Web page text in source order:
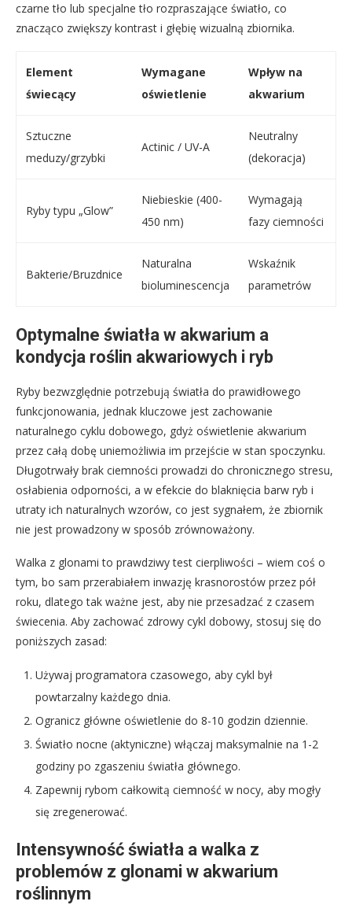
czarne tło lub specjalne tło rozpraszające światło, co
znacząco zwiększy kontrast i głębię wizualną zbiornika.
Element
świecący
Wymagane
oświetlenie
Wpływ na
akwarium
Sztuczne
meduzy/grzybki
Actinic / UV-A
Neutralny
(dekoracja)
Ryby typu „Glow”
Niebieskie (400-
450 nm)
Wymagają
fazy ciemności
Bakterie/Bruzdnice
Naturalna
bioluminescencja
Wskaźnik
parametrów
Optymalne światła w akwarium a
kondycja roślin akwariowych i ryb
Ryby bezwzględnie potrzebują światła do prawidłowego
funkcjonowania, jednak kluczowe jest zachowanie
naturalnego cyklu dobowego, gdyż oświetlenie akwarium
przez całą dobę uniemożliwia im przejście w stan spoczynku.
Długotrwały brak ciemności prowadzi do chronicznego stresu,
osłabienia odporności, a w efekcie do blaknięcia barw ryb i
utraty ich naturalnych wzorów, co jest sygnałem, że zbiornik
nie jest prowadzony w sposób zrównoważony.
Walka z glonami to prawdziwy test cierpliwości – wiem coś o
tym, bo sam przerabiałem inwazję krasnorostów przez pół
roku, dlatego tak ważne jest, aby nie przesadzać z czasem
świecenia. Aby zachować zdrowy cykl dobowy, stosuj się do
poniższych zasad:
Używaj programatora czasowego, aby cykl był
powtarzalny każdego dnia.
Ogranicz główne oświetlenie do 8-10 godzin dziennie.
Światło nocne (aktyniczne) włączaj maksymalnie na 1-2
godziny po zgaszeniu światła głównego.
Zapewnij rybom całkowitą ciemność w nocy, aby mogły
się zregenerować.
Intensywność światła a walka z
problemów z glonami w akwarium
roślinnym